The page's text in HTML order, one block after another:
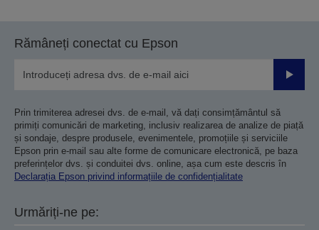
Rămâneți conectat cu Epson
Prin trimiterea adresei dvs. de e-mail, vă dați consimțământul să
primiți comunicări de marketing, inclusiv realizarea de analize de piață
și sondaje, despre produsele, evenimentele, promoțiile și serviciile
Epson prin e-mail sau alte forme de comunicare electronică, pe baza
preferințelor dvs. și conduitei dvs. online, așa cum este descris în
Declarația Epson privind informațiile de confidențialitate
Urmăriți-ne pe: